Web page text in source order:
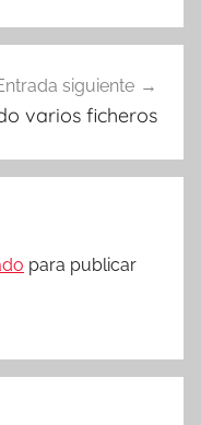
siguiente
varios ficheros
para publicar